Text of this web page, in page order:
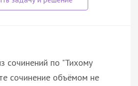
сочинений по "Тихому
сочинение объёмом не